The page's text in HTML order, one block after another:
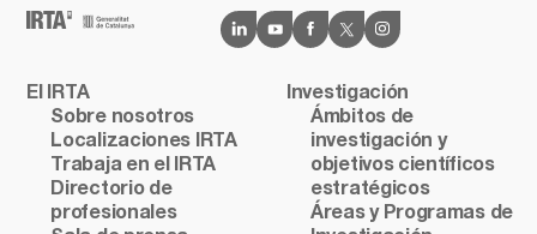
El IRTA
Sobre nosotros
Localizaciones IRTA
Trabaja en el IRTA
Directorio de
profesionales
Investigación
Ámbitos de
investigación y
objetivos científicos
estratégicos
Áreas y Programas de